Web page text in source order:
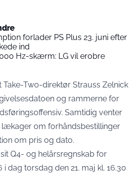
forlader PS Plus 23. juni efter
ind
Hz-skærm: LG vil erobre
Take-Two-direktør Strauss Zelnick
og rammerne for
Samtidig venter
lækager om forhåndsbestillinger
om pris og dato.
Q4- og helårsregnskab for
i dag torsdag den 21. maj kl. 16.30